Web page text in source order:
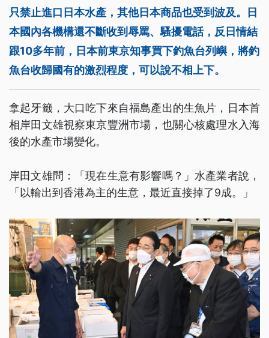
只禁止進口日本水產，其他日本商品也受到波及。日
本國內各機構還不斷收到辱罵、騷擾電話，反日情結
跟10多年前，日本前東京知事買下釣魚台列嶼，將釣
魚台收歸國有的激烈程度，可以說不相上下。
拿起牙籤，大口吃下來自福島產出的生魚片，日本首
相岸田文雄視察東京豐洲市場，也關心核處理水入海
後的水產市場變化。
岸田文雄問：「現在生意有影響嗎？」水產業者說，
「以輸出到香港為主的生意，最近直接掉了9成。」